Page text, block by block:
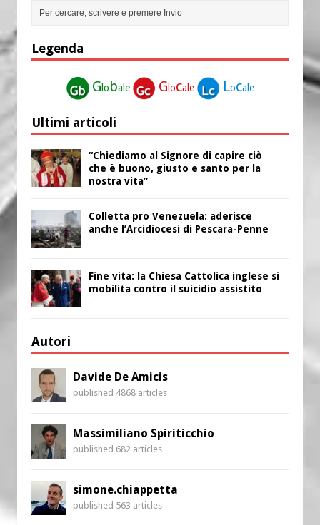
Legenda
G lobale G locale Locale
Ultimi articoli
“Chiediamo al Signore di capire ciò
che è buono, giusto e santo per la
nostra vita”
Colletta pro Venezuela: aderisce
anche l’Arcidiocesi di Pescara-Penne
Fine vita: la Chiesa Cattolica inglese si
mobilita contro il suicidio assistito
Autori
Davide De Amicis
published 4868 articles
Massimiliano Spiriticchio
published 682 articles
simone.chiappetta
published 563 articles